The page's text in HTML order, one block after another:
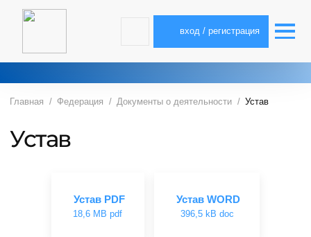
вход / регистрация
Главная Федерация Документы о деятельности Устав
Устав
Устав PDF
18,6 MB pdf
Устав WORD
396,5 kB doc